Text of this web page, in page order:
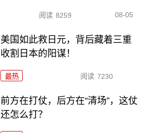
阅读 8259 08-05
美国如此救日元，背后藏着三重
收割日本的阳谋！
最热 阅读 7230
前方在打仗，后方在“清场”，这仗
还怎么打？